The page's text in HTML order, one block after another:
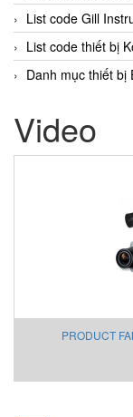
List code Gill
List code thiết bị
Danh mục thiết bị
Video
PRODUCT